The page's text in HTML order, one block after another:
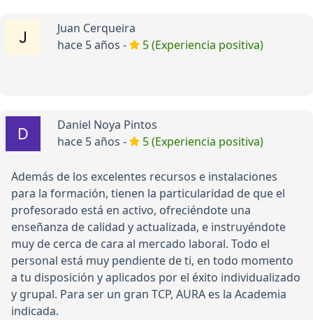
Juan Cerqueira
hace 5 años -
5 (Experiencia positiva)
Daniel Noya Pintos
hace 5 años -
5 (Experiencia positiva)
Además de los excelentes recursos e instalaciones
para la formación, tienen la particularidad de que el
profesorado está en activo, ofreciéndote una
enseñanza de calidad y actualizada, e instruyéndote
muy de cerca de cara al mercado laboral. Todo el
personal está muy pendiente de ti, en todo momento
a tu disposición y aplicados por el éxito individualizado
y grupal. Para ser un gran TCP, AURA es la Academia
indicada.